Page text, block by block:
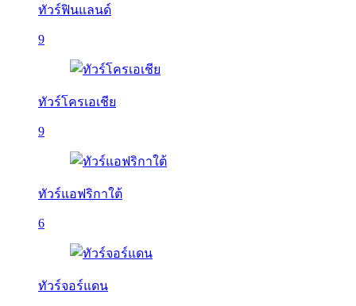
ทัวร์ฟินแลนด์
9
ทัวร์โครเอเชีย
9
ทัวร์แอฟริกาใต้
6
ทัวร์จอร์แดน